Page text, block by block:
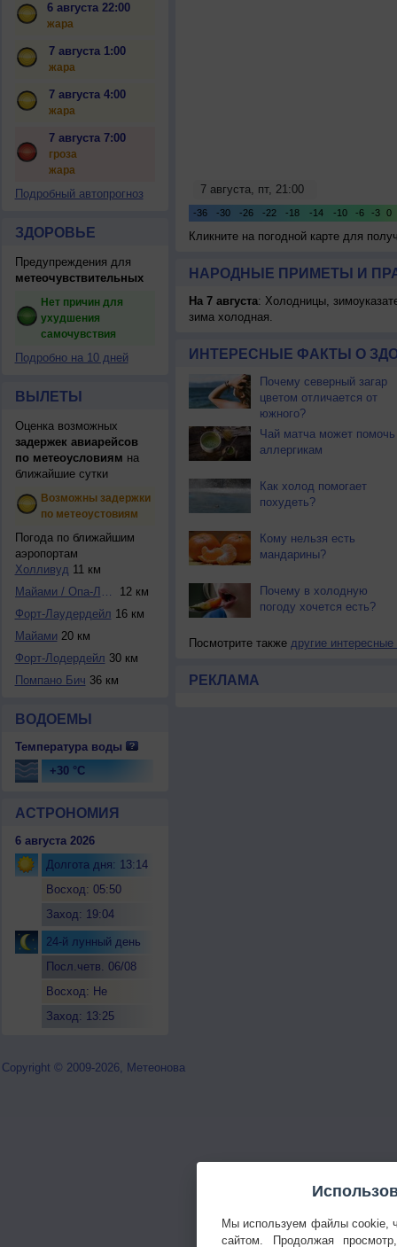
6 августа 22:00
жара
7 августа 1:00
жара
7 августа 4:00
жара
7 августа 7:00
гроза
жара
Подробный автопрогноз
ЗДОРОВЬЕ
Предупреждения для
метеочувствительных
Нет причин для
ухудшения
самочувствия
Подробно на 10 дней
ВЫЛЕТЫ
Оценка возможных
задержек авиарейсов
по метеоусловиям на
ближайшие сутки
Возможны задержки
по метеоустовиям
Погода по ближайшим
аэропортам
Холливуд 11 км
Майами / Опа-Лока
12 км
Форт-Лаудердейл 16 км
Майами 20 км
Форт-Лодердейл 30 км
Помпано Бич 36 км
ВОДОЕМЫ
Температура воды
+30 °C
АСТРОНОМИЯ
6 августа 2026
Долгота дня: 13:14
Восход: 05:50
Заход: 19:04
24-й лунный день
Посл.четв. 06/08
Восход: Не
Заход: 13:25
Кликните на погодной карте для
НАРОДНЫЕ ПРИМЕТЫ И
На 7 августа: Холодницы,
зима холодная.
ИНТЕРЕСНЫЕ ФАКТЫ О
Почему северный загар
цветом отличается от
южного?
Чай матча может помочь
аллергикам
Как холод помогает
похудеть?
Кому нельзя есть
мандарины?
Почему в холодную
погоду хочется есть?
Посмотрите также другие интересные
РЕКЛАМА
Copyright © 2009-2026, Метеонова
Мы используем файлы cookie,
сайтом. Продолжая